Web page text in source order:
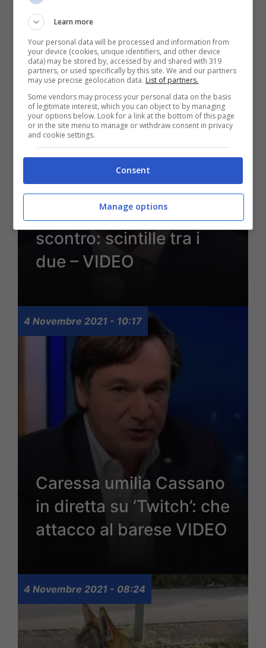
4 Novembre 2021 - 11:19
Mancini e Pucci, che
scontro: scintille tra i
due – VIDEO
4 Novembre 2021 - 10:17
Caressa umilia Cassano
in diretta su ‘Twitch’: che
attacco al barese VIDEO
4 Novembre 2021 - 08:24
Learn more
Your personal data will be processed and information from
your device (cookies, unique identifiers, and other device
data) may be stored by, accessed by and shared with 319
partners, or used specifically by this site. We and our partners
may use precise geolocation data. List of partners.
Some vendors may process your personal data on the basis
of legitimate interest, which you can object to by managing
your options below. Look for a link at the bottom of this page
or in the site menu to manage or withdraw consent in privacy
and cookie settings.
Consent
Manage options